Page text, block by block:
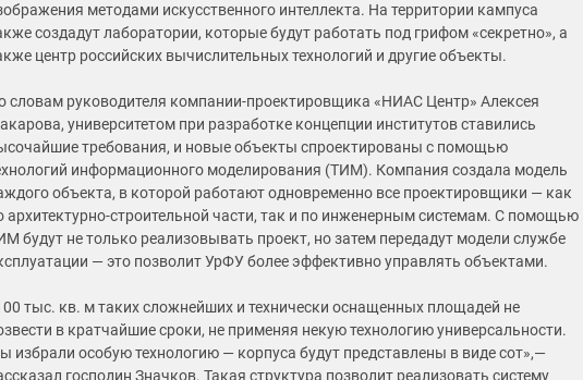
методами искусственного интеллекта. На территории кампуса
создадут лаборатории, которые будут работать под грифом «секретно», а
центр российских вычислительных технологий и другие объекты.
словам руководителя компании-проектировщика «НИАС Центр» Алексея
университетом при разработке концепции институтов ставились
требования, и новые объекты спроектированы с помощью
информационного моделирования (ТИМ). Компания создала модель
объекта, в которой работают одновременно все проектировщики — как
архитектурно-строительной части, так и по инженерным системам. С помощью
будут не только реализовывать проект, но затем передадут модели службе
— это позволит УрФУ более эффективно управлять объектами.
тыс. кв. м таких сложнейших и технически оснащенных площадей не
в кратчайшие сроки, не применяя некую технологию универсальности.
избрали особую технологию — корпуса будут представлены в виде сот»,—
господин Значков. Такая структура позволит реализовать систему